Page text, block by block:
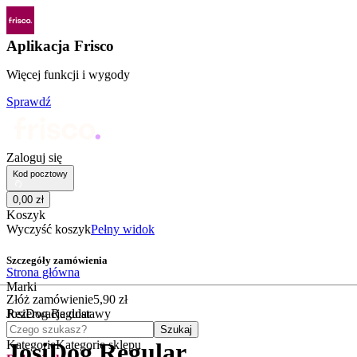
Aplikacja Frisco
Więcej funkcji i wygody
Sprawdź
Zaloguj się
Kod pocztowy
0,00 zł
Koszyk
Wyczyść koszykPełny widok
Szczegóły zamówienia
Złóż zamówienie5,90 zł
Rezerwacja dostawy
Czego szukasz?
Szukaj
KategorieKategorie sklepu
Strona główna
Marki
JosiDog Regular